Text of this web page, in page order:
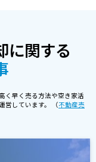
に関する
く早く売る方法や空き家活
営しています。 （不動産売